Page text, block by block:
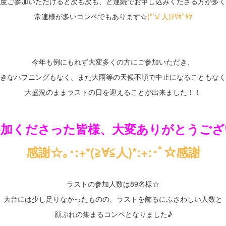
常連様が多いコンペでもあります☆(*´ν`人)ｱﾘｶﾞﾀﾔ
今年も例にもれず大変多くの方にご参加いただき、
なハプニングもなく、また大雨等の天候不順で中止になることもなく
大盛況のままラストの日を迎えることが出来ました！！
くださった皆様、大変ありがとうござ
感謝☆｡･:+*(≧∀≦人)*:+:･ﾟ☆感謝
ラストの参加人数は89名様☆
大台には少し足りなかったものの、ラストを飾るにふさわしい人数と
顔ぶれの集まるコンペとなりました♪